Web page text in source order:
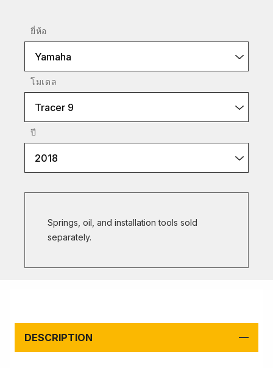
ยี่ห้อ
Yamaha
โมเดล
Tracer 9
ปี
2018
Springs, oil, and installation tools sold
separately.
DESCRIPTION